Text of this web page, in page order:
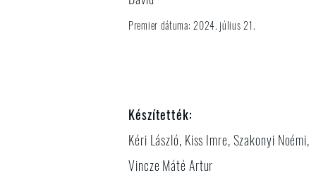
​Premier dátuma: 2024. július 21.
Készítették:
Kéri László, Kiss Imre, Szakonyi Noémi,
Vincze Máté Artur